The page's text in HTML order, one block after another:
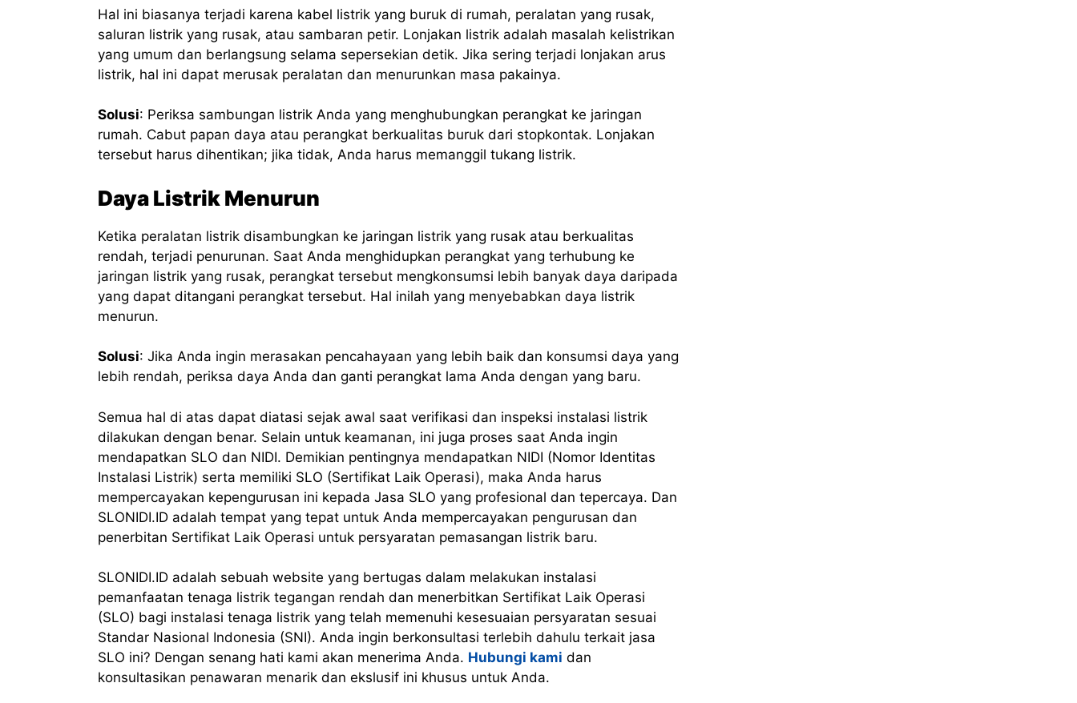
Hal ini biasanya terjadi karena kabel listrik yang buruk di rumah, peralatan yang rusak,
saluran listrik yang rusak, atau sambaran petir. Lonjakan listrik adalah masalah kelistrikan
yang umum dan berlangsung selama sepersekian detik. Jika sering terjadi lonjakan arus
listrik, hal ini dapat merusak peralatan dan menurunkan masa pakainya.
Solusi: Periksa sambungan listrik Anda yang menghubungkan perangkat ke jaringan
rumah. Cabut papan daya atau perangkat berkualitas buruk dari stopkontak. Lonjakan
tersebut harus dihentikan; jika tidak, Anda harus memanggil tukang listrik.
Daya Listrik Menurun
Ketika peralatan listrik disambungkan ke jaringan listrik yang rusak atau berkualitas
rendah, terjadi penurunan. Saat Anda menghidupkan perangkat yang terhubung ke
jaringan listrik yang rusak, perangkat tersebut mengkonsumsi lebih banyak daya daripada
yang dapat ditangani perangkat tersebut. Hal inilah yang menyebabkan daya listrik
menurun.
Solusi: Jika Anda ingin merasakan pencahayaan yang lebih baik dan konsumsi daya yang
lebih rendah, periksa daya Anda dan ganti perangkat lama Anda dengan yang baru.
Semua hal di atas dapat diatasi sejak awal saat verifikasi dan inspeksi instalasi listrik
dilakukan dengan benar. Selain untuk keamanan, ini juga proses saat Anda ingin
mendapatkan SLO dan NIDI. Demikian pentingnya mendapatkan NIDI (Nomor Identitas
Instalasi Listrik) serta memiliki SLO (Sertifikat Laik Operasi), maka Anda harus
mempercayakan kepengurusan ini kepada Jasa SLO yang profesional dan tepercaya. Dan
SLONIDI.ID adalah tempat yang tepat untuk Anda mempercayakan pengurusan dan
penerbitan Sertifikat Laik Operasi untuk persyaratan pemasangan listrik baru.
SLONIDI.ID adalah sebuah website yang bertugas dalam melakukan instalasi
pemanfaatan tenaga listrik tegangan rendah dan menerbitkan Sertifikat Laik Operasi
(SLO) bagi instalasi tenaga listrik yang telah memenuhi kesesuaian persyaratan sesuai
Standar Nasional Indonesia (SNI). Anda ingin berkonsultasi terlebih dahulu terkait jasa
SLO ini? Dengan senang hati kami akan menerima Anda. Hubungi kami dan
konsultasikan penawaran menarik dan ekslusif ini khusus untuk Anda.